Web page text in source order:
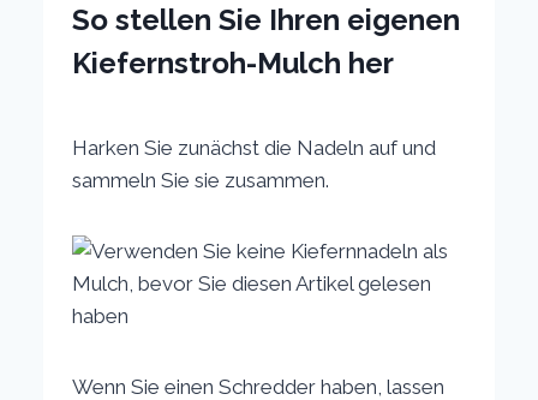
So stellen Sie Ihren eigenen
Kiefernstroh-Mulch her
Harken Sie zunächst die Nadeln auf und
sammeln Sie sie zusammen.
Wenn Sie einen Schredder haben, lassen